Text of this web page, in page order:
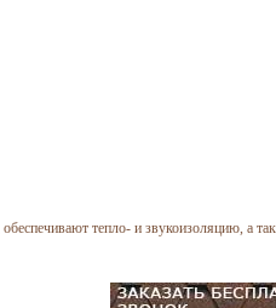
тепло- и звукоизоляцию, а